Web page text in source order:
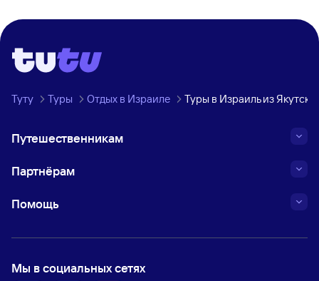
Туту Туры Отдых в Израиле Туры в Израиль из Якутска
Путешественникам
Партнёрам
Помощь
Мы в социальных сетях